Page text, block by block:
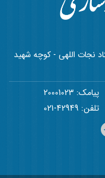
نجات اللهی - کوچه شهید
پیامک: 20001023
تلفن: 42949-021